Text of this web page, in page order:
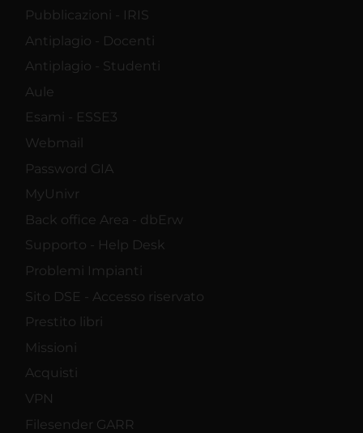
Pubblicazioni - IRIS
Antiplagio - Docenti
Antiplagio - Studenti
Aule
Esami - ESSE3
Webmail
Password GIA
MyUnivr
Back office Area - dbErw
Supporto - Help Desk
Problemi Impianti
Sito DSE - Accesso riservato
Prestito libri
Missioni
Acquisti
VPN
Filesender GARR